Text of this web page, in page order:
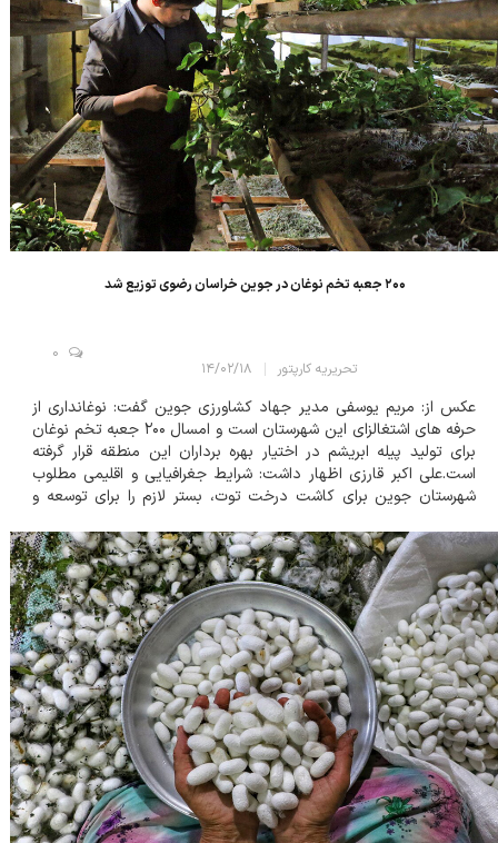
۲۰۰ جعبه تخم نوغان در جوین خراسان رضوی توزیع شد
تحریریه کارپتور ۱۴/۰۲/۱۸
0
عکس از: مریم یوسفی مدیر جهاد کشاورزی جوین گفت: نوغانداری از
حرفه های اشتغالزای این شهرستان است و امسال ۲۰۰ جعبه تخم نوغان
برای تولید پیله ابریشم در اختیار بهره برداران این منطقه قرار گرفته
است.علی اکبر قارزی اظهار داشت: شرایط جغرافیایی و اقلیمی مطلوب
شهرستان جوین برای کاشت درخت توت، بستر لازم را برای توسعه و
گفت: هر جعبه ت...